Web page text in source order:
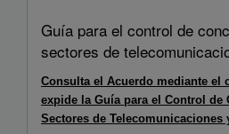
Guía para el control de
sectores de
Consulta el Acuerdo mediante el
expide la Guía para el Control de
Sectores de Telecomunicaciones